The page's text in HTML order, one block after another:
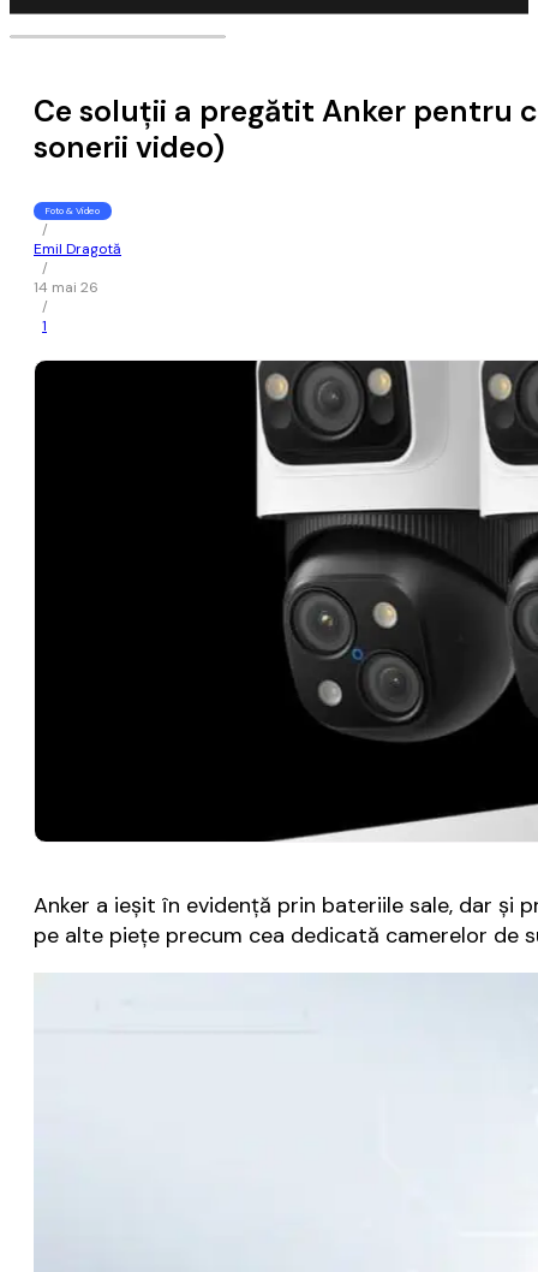
Ce soluții a pregătit Anker pentru
sonerii video)
Foto & Video
/
Emil Dragotă
/
14 mai 26
/
1
Anker a ieșit în evidență prin bateriile sale, dar și
pe alte piețe precum cea dedicată camerelor de